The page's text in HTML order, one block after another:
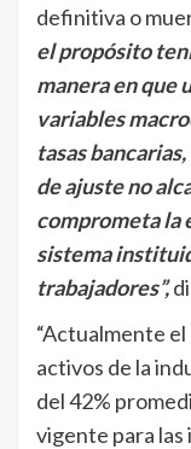
definitiva o
el propósito
manera en que
variables
tasas
de ajuste no
comprometa la
sistema
trabajadores”,
“Actualmente
activos de la
del 42%
vigente para